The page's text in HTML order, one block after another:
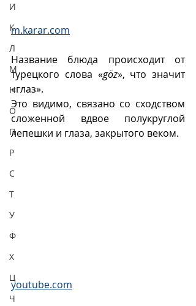
И
К
Л
М
Н
О
П
Р
С
Т
У
Ф
Х
Ц
Ч
m.karar.com
Название блюда происходит от
турецкого слова «göz», что значит
«глаз».
Это видимо, связано со сходством
сложенной вдвое полукруглой
лепешки и глаза, закрытого веком.
youtube.com